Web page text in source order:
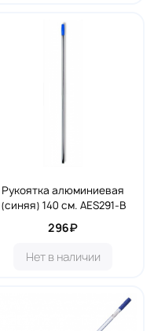
Рукоятка алюминиевая
(синяя) 140 см. AES291-B
296₽
Нет в наличии